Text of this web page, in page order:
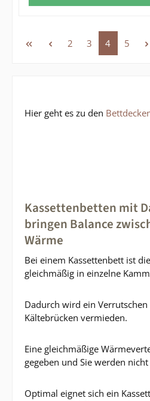
Seite
2 Seite
3 Seite
4 Seite
5
Hier geht es zu den
Kassettenbetten mit
bringen Balance
Wärme
Bei einem Kassettenbett ist
gleichmäßig in einzelne
Dadurch wird ein
Kältebrücken vermieden.
Eine gleichmäßige
gegeben und Sie werden
Optimal eignet sich ein